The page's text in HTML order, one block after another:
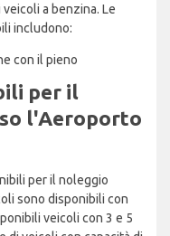
a benzina. Le
includono:
con il pieno
per il
l'Aeroporto
per il noleggio
sono disponibili con
veicoli con 3 e 5